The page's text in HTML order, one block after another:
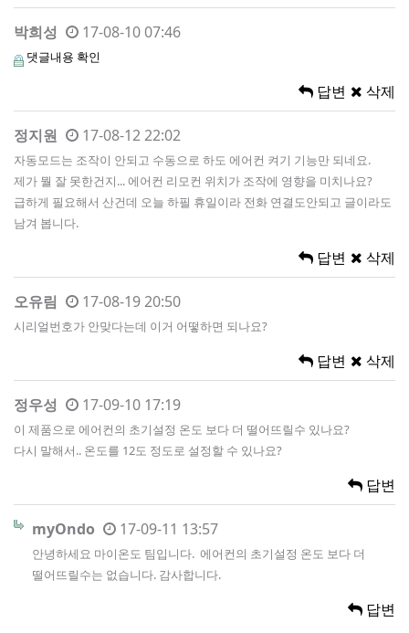
박희성 17-08-10 07:46
댓글내용 확인
답변 삭제
정지원 17-08-12 22:02
자동모드는 조작이 안되고 수동으로 하도 에어컨 켜기 기능만 되네요.
제가 뭘 잘 못한건지... 에어컨 리모컨 위치가 조작에 영향을 미치나요?
급하게 필요해서 산건데 오늘 하필 휴일이라 전화 연결도안되고 글이라도
남겨 봅니다.
답변 삭제
오유림 17-08-19 20:50
시리얼번호가 안맞다는데 이거 어떻하면 되나요?
답변 삭제
정우성 17-09-10 17:19
이 제품으로 에어컨의 초기설정 온도 보다 더 떨어뜨릴수 있나요?
다시 말해서.. 온도를 12도 정도로 설정할 수 있나요?
답변
myOndo 17-09-11 13:57
안녕하세요 마이온도 팀입니다. 에어컨의 초기설정 온도 보다 더
떨어뜨릴수는 없습니다. 감사합니다.
답변